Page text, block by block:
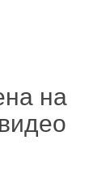
на